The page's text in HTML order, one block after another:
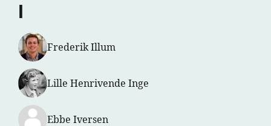
I
Frederik Illum
Lille Henrivende Inge
Ebbe Iversen